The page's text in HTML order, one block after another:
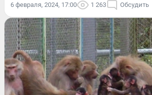
6 февраля, 2024, 17:00 1 263 Обсудить